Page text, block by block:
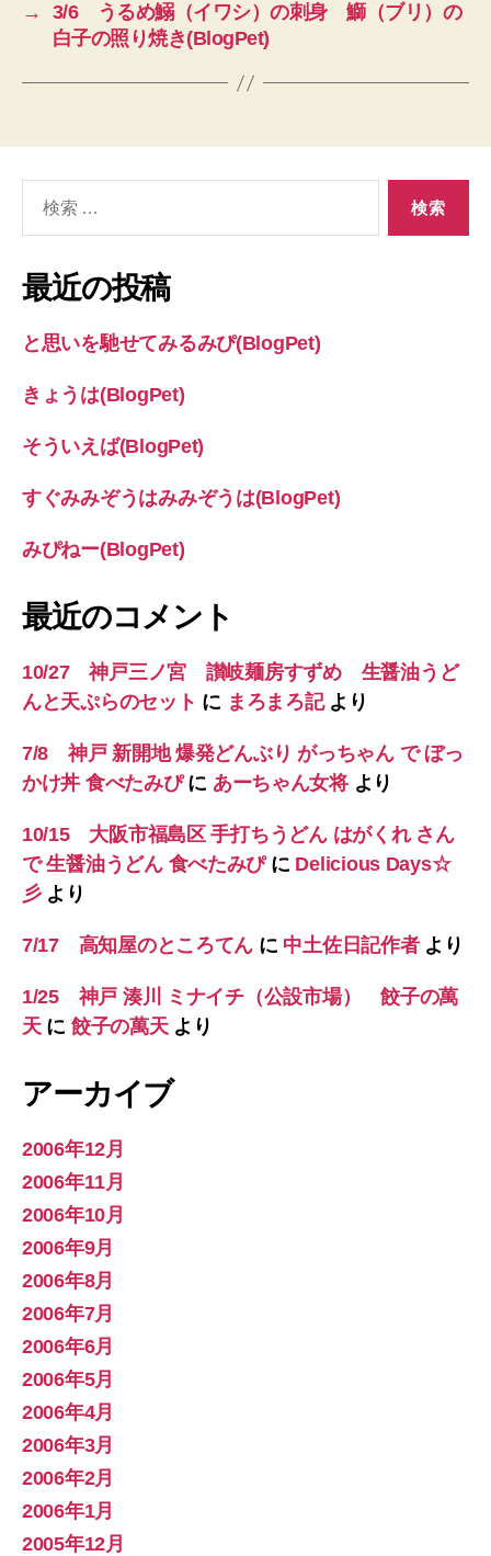
→
3/6 うるめ鰯（イワシ）の刺身 鰤（ブリ）の
白子の照り焼き(BlogPet)
象:
最近の投稿
と思いを馳せてみるみぴ(BlogPet)
きょうは(BlogPet)
そういえば(BlogPet)
すぐみみぞうはみみぞうは(BlogPet)
みぴねー(BlogPet)
最近のコメント
10/27 神戸三ノ宮 讃岐麺房すずめ 生醤油うど
んと天ぷらのセット に まろまろ記より
7/8 神戸 新開地 爆発どんぶり がっちゃん で ぼっ
かけ丼 食べたみぴに あーちゃん女将より
10/15 大阪市福島区 手打ちうどん はがくれ さん
で 生醤油うどん 食べたみぴに Delicious Days☆
彡より
7/17 高知屋のところてん に 中土佐日記作者より
1/25 神戸 湊川 ミナイチ（公設市場） 餃子の萬
天に 餃子の萬天より
アーカイブ
2006年12月
2006年11月
2006年10月
2006年9月
2006年8月
2006年7月
2006年6月
2006年5月
2006年4月
2006年3月
2006年2月
2006年1月
2005年12月